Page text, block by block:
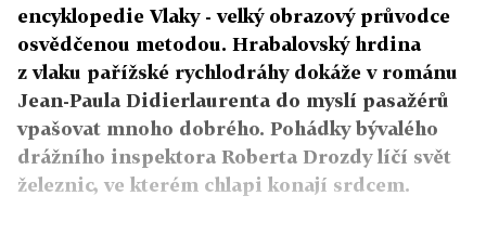
encyklopedie Vlaky - velký obrazový průvodce
osvědčenou metodou. Hrabalovský hrdina
z vlaku pařížské rychlodráhy dokáže v románu
Jean-Paula Didierlaurenta do myslí pasažérů
vpašovat mnoho dobrého. Pohádky bývalého
drážního inspektora Roberta Drozdy líčí svět
železnic, ve kterém chlapi konají srdcem.